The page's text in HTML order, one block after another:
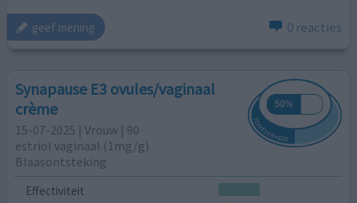
geef mening 0 reacties
Synapause E3 ovules/vaginaal
crème
15-07-2025 | Vrouw | 90
estriol vaginaal (1mg/g)
Blaasontsteking
Effectiviteit